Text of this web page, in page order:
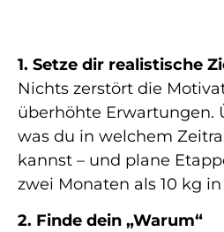
1. Setze dir realistische
Nichts zerstört die
überhöhte Erwartungen.
was du in welchem
kannst – und plane
zwei Monaten als 10 kg
2. Finde dein „Warum“